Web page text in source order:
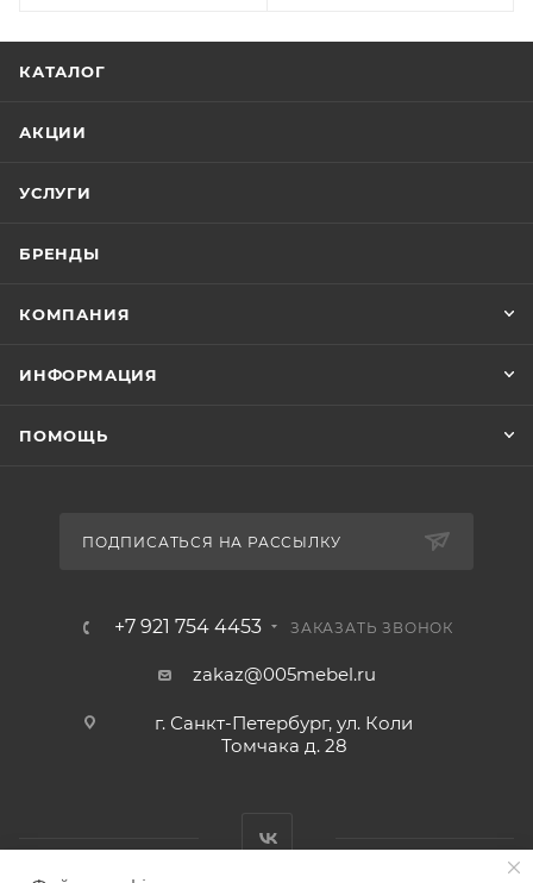
КАТАЛОГ
АКЦИИ
УСЛУГИ
БРЕНДЫ
КОМПАНИЯ
ИНФОРМАЦИЯ
ПОМОЩЬ
ПОДПИСАТЬСЯ НА РАССЫЛКУ
+7 921 754 4453 ЗАКАЗАТЬ ЗВОНОК
zakaz@005mebel.ru
г. Санкт-Петербург, ул. Коли
Томчака д. 28